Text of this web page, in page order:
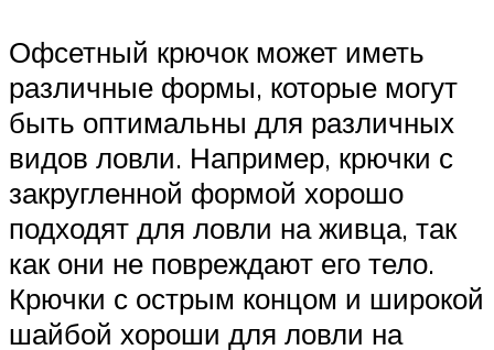
Офсетный крючок может иметь
различные формы, которые могут
быть оптимальны для различных
видов ловли. Например, крючки с
закругленной формой хорошо
подходят для ловли на живца, так
как они не повреждают его тело.
Крючки с острым концом и широкой
шайбой хороши для ловли на